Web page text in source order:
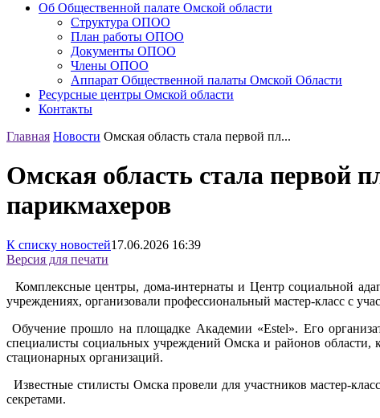
Об Общественной палате Омской области
Структура ОПОО
План работы ОПОО
Документы ОПОО
Члены ОПОО
Аппарат Общественной палаты Омской Области
Ресурсные центры Омской области
Контакты
Главная Новости Омская область стала первой пл...
Омская область стала первой
парикмахеров
К списку новостей17.06.2026 16:39
Версия для печати
Комплексные центры, дома-интернаты и Центр социальной
учреждениях, организовали профессиональный мастер-класс с
Обучение прошло на площадке Академии «Estel». Его
специалисты социальных учреждений Омска и районов
стационарных организаций.
Известные стилисты Омска провели для участников мастер-
секретами.